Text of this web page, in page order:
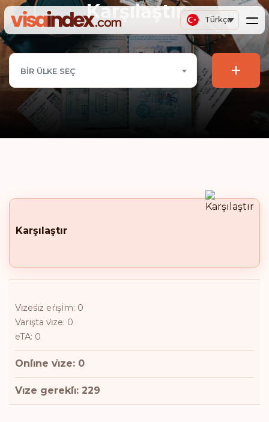
Türkçe
Karşılaştır
BIR ÜLKE SEÇ +
Karşılaştır
Vi̇zesi̇z eri̇şİm: 0
Varişta vi̇ze: 0
eTA: 0
Onli̇ne vi̇ze: 0
Vi̇ze gerekli̇: 229